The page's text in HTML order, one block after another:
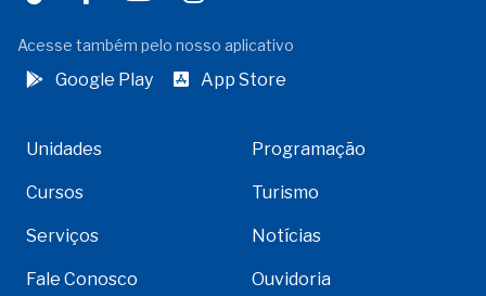
Acesse também pelo nosso aplicativo
Google Play App Store
Unidades Programação
Cursos Turismo
Serviços Notícias
Fale Conosco Ouvidoria